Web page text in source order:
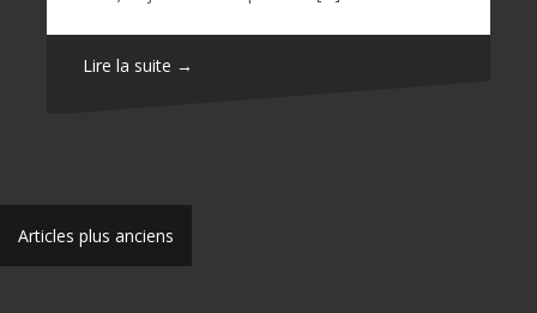
Lire la suite →
N
Articles plus anciens